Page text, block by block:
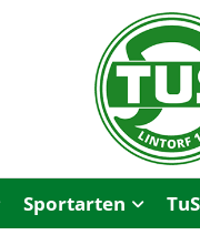
Sportarten